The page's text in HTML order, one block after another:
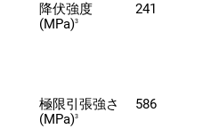
降伏強度
(MPa)3
241
極限引張強さ
(MPa)3
586